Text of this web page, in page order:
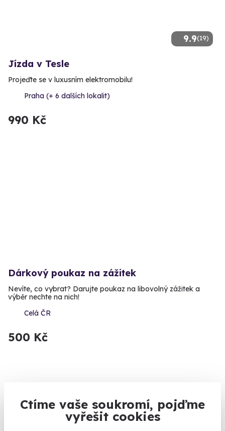
Ctíme vaše soukromí, pojďme
vyřešit cookies
9.9(19)
Jízda v Tesle
Projeďte se v luxusním elektromobilu!
Praha (+ 6 dalších lokalit)
990 Kč
Dárkový poukaz na zážitek
Nevíte, co vybrat? Darujte poukaz na libovolný zážitek a
výběr nechte na nich!
Celá ČR
500 Kč
Zážitky do 1500 Kč. Pokud sháníte pěkný dárek do 1500Kč,
jste tu správně. Zážitky jsou dárky na celý život a můžete